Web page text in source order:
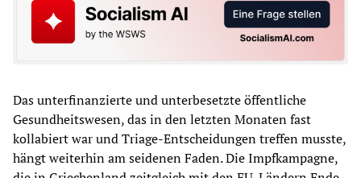
Das unterfinanzierte und unterbesetzte öffentliche
Gesundheitswesen, das in den letzten Monaten fast
kollabiert war und Triage-Entscheidungen treffen musste,
hängt weiterhin am seidenen Faden. Die Impfkampagne,